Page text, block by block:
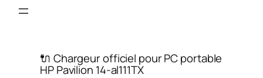
🔌 Chargeur officiel pour PC portable
HP Pavilion 14-al111TX